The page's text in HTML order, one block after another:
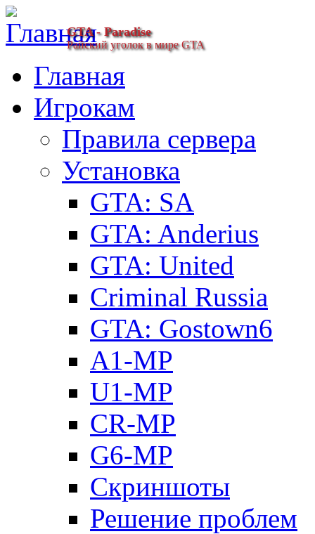
GTA - Paradise
Райский уголок в мире GTA
Главная
Игрокам
Правила сервера
Установка
GTA: SA
GTA: Anderius
GTA: United
Criminal Russia
GTA: Gostown6
A1-MP
U1-MP
CR-MP
G6-MP
Скриншоты
Решение проблем